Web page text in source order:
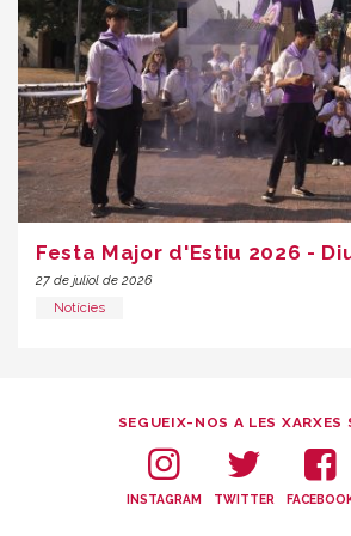
Festa Major d'Estiu 2026 -
27 de juliol de 2026
Notícies
SEGUEIX-NOS A LES XARXES
INSTAGRAM TWITTER